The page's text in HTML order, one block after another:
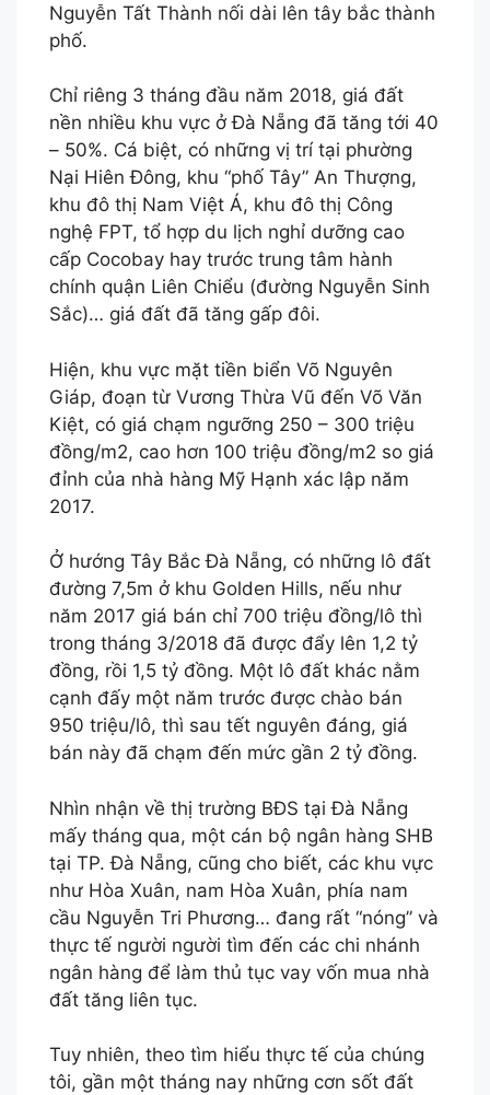
Nguyễn Tất Thành nối dài lên tây bắc thành
phố.
Chỉ riêng 3 tháng đầu năm 2018, giá đất
nền nhiều khu vực ở Đà Nẵng đã tăng tới 40
– 50%. Cá biệt, có những vị trí tại phường
Nại Hiên Đông, khu “phố Tây” An Thượng,
khu đô thị Nam Việt Á, khu đô thị Công
nghệ FPT, tổ hợp du lịch nghỉ dưỡng cao
cấp Cocobay hay trước trung tâm hành
chính quận Liên Chiểu (đường Nguyễn Sinh
Sắc)… giá đất đã tăng gấp đôi.
Hiện, khu vực mặt tiền biển Võ Nguyên
Giáp, đoạn từ Vương Thừa Vũ đến Võ Văn
Kiệt, có giá chạm ngưỡng 250 – 300 triệu
đồng/m2, cao hơn 100 triệu đồng/m2 so giá
đỉnh của nhà hàng Mỹ Hạnh xác lập năm
2017.
Ở hướng Tây Bắc Đà Nẵng, có những lô đất
đường 7,5m ở khu Golden Hills, nếu như
năm 2017 giá bán chỉ 700 triệu đồng/lô thì
trong tháng 3/2018 đã được đẩy lên 1,2 tỷ
đồng, rồi 1,5 tỷ đồng. Một lô đất khác nằm
cạnh đấy một năm trước được chào bán
950 triệu/lô, thì sau tết nguyên đáng, giá
bán này đã chạm đến mức gần 2 tỷ đồng.
Nhìn nhận về thị trường BĐS tại Đà Nẵng
mấy tháng qua, một cán bộ ngân hàng SHB
tại TP. Đà Nẵng, cũng cho biết, các khu vực
như Hòa Xuân, nam Hòa Xuân, phía nam
cầu Nguyễn Tri Phương… đang rất “nóng” và
thực tế người người tìm đến các chi nhánh
ngân hàng để làm thủ tục vay vốn mua nhà
đất tăng liên tục.
Tuy nhiên, theo tìm hiểu thực tế của chúng
tôi, gần một tháng nay những cơn sốt đất